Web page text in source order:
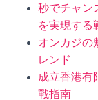
秒でチャン
を実現する
オンカジの
レンド
成立香港有
戰指南